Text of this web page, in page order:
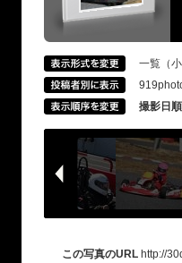
一覧（小
撮影日
この写真のURL http://